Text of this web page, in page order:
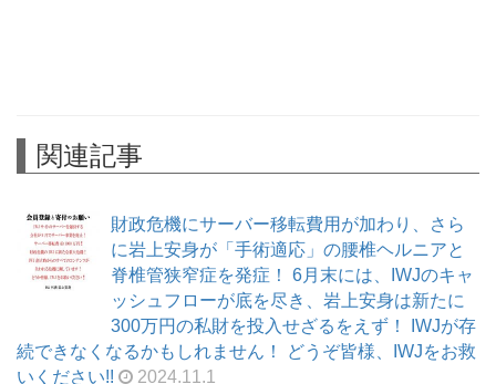
関連記事
財政危機にサーバー移転費用が加わり、さら
に岩上安身が「手術適応」の腰椎ヘルニアと
脊椎管狭窄症を発症！ 6月末には、IWJのキャ
ッシュフローが底を尽き、岩上安身は新たに
300万円の私財を投入せざるをえず！ IWJが存
続できなくなるかもしれません！ どうぞ皆様、IWJをお救
いください!!
2024.11.1